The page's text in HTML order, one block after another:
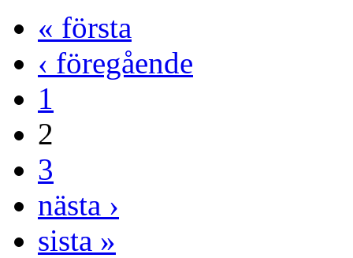
« första
‹ föregående
1
2
3
nästa ›
sista »